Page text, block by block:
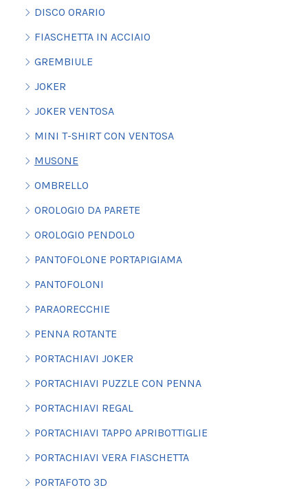
DISCO ORARIO
FIASCHETTA IN ACCIAIO
GREMBIULE
JOKER
JOKER VENTOSA
MINI T-SHIRT CON VENTOSA
MUSONE
OMBRELLO
OROLOGIO DA PARETE
OROLOGIO PENDOLO
PANTOFOLONE PORTAPIGIAMA
PANTOFOLONI
PARAORECCHIE
PENNA ROTANTE
PORTACHIAVI JOKER
PORTACHIAVI PUZZLE CON PENNA
PORTACHIAVI REGAL
PORTACHIAVI TAPPO APRIBOTTIGLIE
PORTACHIAVI VERA FIASCHETTA
PORTAFOTO 3D